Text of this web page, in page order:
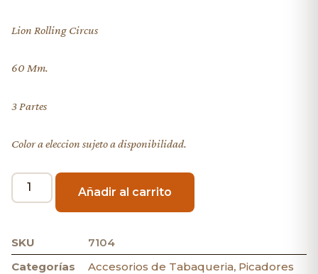
Lion Rolling Circus
60 Mm.
3 Partes
Color a eleccion sujeto a disponibilidad.
Añadir al carrito
SKU
7104
Categorías
Accesorios de Tabaqueria, Picadores